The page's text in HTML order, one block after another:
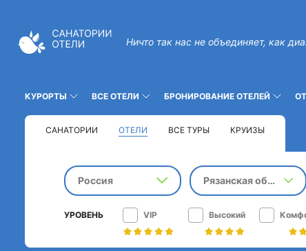
Ничто так нас не объединяет, как
КУРОРТЫ ВСЕ ОТЕЛИ БРОНИРОВАНИЕ ОТЕЛЕЙ
САНАТОРИИ ОТЕЛИ ВСЕ ТУРЫ КРУИЗЫ
Россия Рязанская область
УРОВЕНЬ VIP Высокий